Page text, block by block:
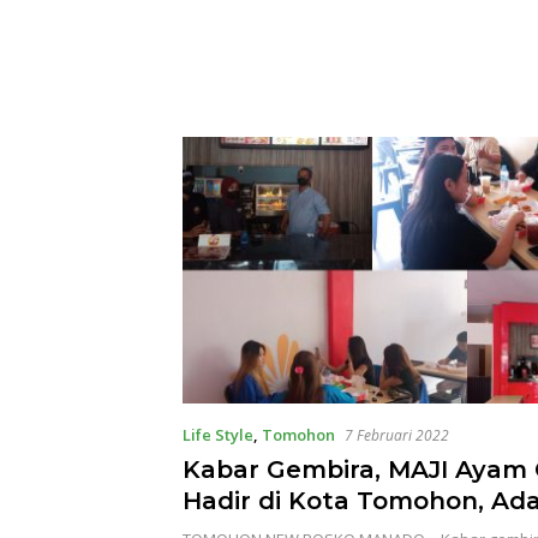
Life Style, Tomohon 7 Februari 2022
Kabar Gembira, MAJI Ayam
Hadir di Kota Tomohon,